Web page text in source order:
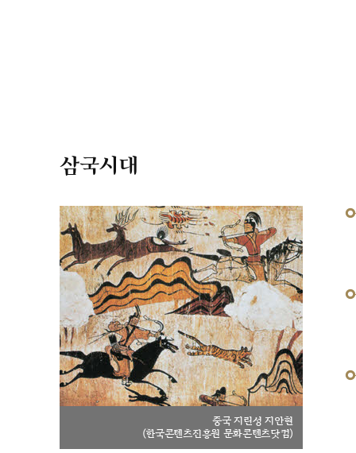
삼국시대
중국 지린성 지안현
(한국콘텐츠진흥원 문화콘텐츠닷컴)